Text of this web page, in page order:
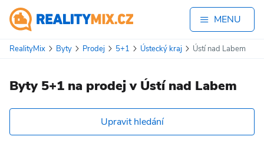
MENU
RealityMix Byty Prodej 5+1 Ústecký kraj Ústí nad Labem
Byty 5+1 na prodej v Ústí nad Labem
Upravit hledání